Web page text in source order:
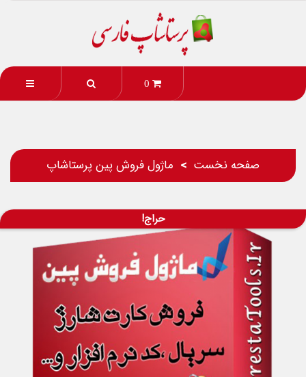
0
صفحه نخست ماژول فروش پین پرستاشاپ
حراج!